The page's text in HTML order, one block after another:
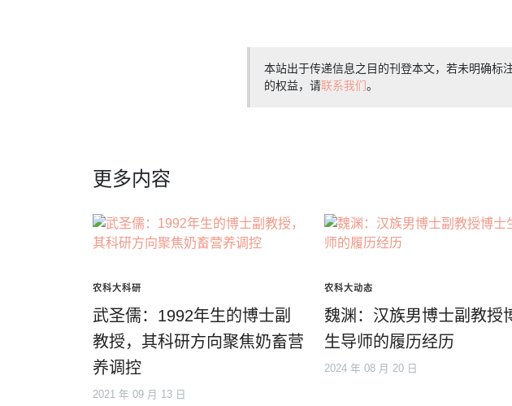
本站出于传递信息之目的刊登本文，若未明确标
的权益，请联系我们。
更多内容
农科大科研
武圣儒：1992年生的博士副
教授，其科研方向聚焦奶畜营
养调控
2021 年 09 月 13 日
农科大动态
魏渊：汉族男博士副教授
生导师的履历经历
2024 年 08 月 20 日